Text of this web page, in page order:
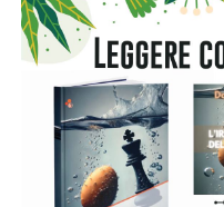
#ioleggoperché che,
scuole, amplia il proprio
servizi educativi per la
L’apertura nazionale è
di Fondazione Cariplo,